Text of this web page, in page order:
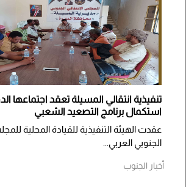
تنفيذية انتقالي المسيلة تعقد اجتماعها
استكمال برنامج التصعيد الشعبي
عقدت الهيئة التنفيذية للقيادة المحلية
الجنوبي العربي...
أخبار الجنوب